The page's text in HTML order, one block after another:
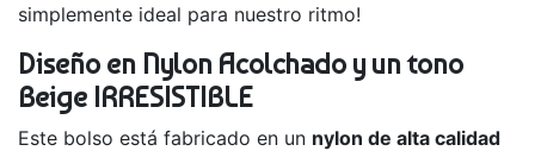
simplemente ideal para nuestro ritmo!
Diseño en Nylon Acolchado y un tono
Beige IRRESISTIBLE
Este bolso está fabricado en un nylon de alta calidad